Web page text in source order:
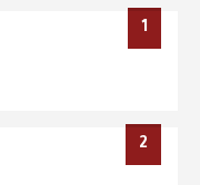
1
2